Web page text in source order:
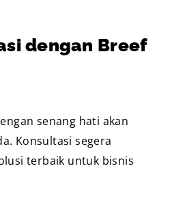
dengan Breef
senang hati akan
Konsultasi segera
terbaik untuk bisnis